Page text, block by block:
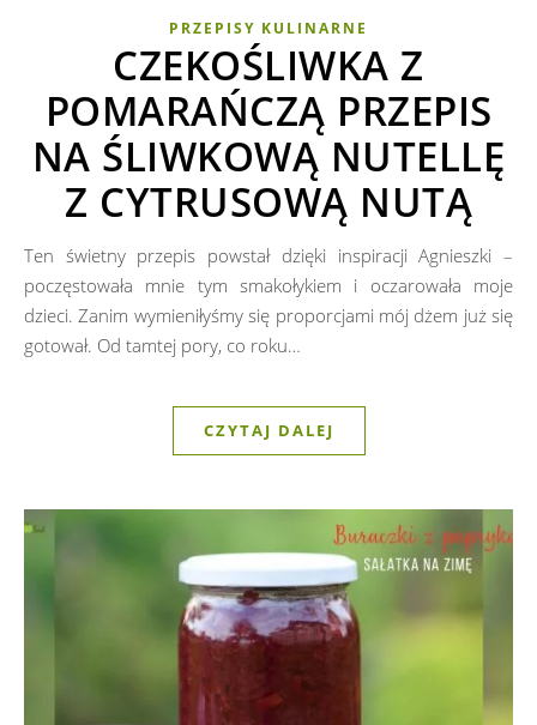
PRZEPISY KULINARNE
CZEKOŚLIWKA Z
POMARAŃCZĄ PRZEPIS
NA ŚLIWKOWĄ NUTELLĘ
Z CYTRUSOWĄ NUTĄ
Ten świetny przepis powstał dzięki inspiracji Agnieszki –
poczęstowała mnie tym smakołykiem i oczarowała moje
dzieci. Zanim wymieniłyśmy się proporcjami mój dżem już się
gotował. Od tamtej pory, co roku…
CZYTAJ DALEJ